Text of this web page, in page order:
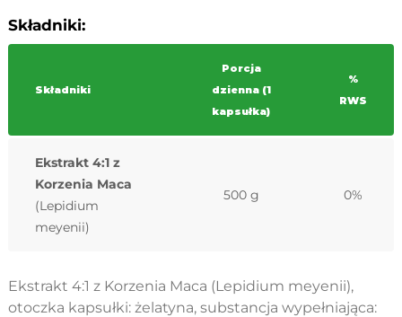
Składniki:
Składniki
Porcja
dzienna (1
kapsułka)
%
RWS
Ekstrakt 4:1 z
Korzenia Maca
(Lepidium
meyenii)
500 g 0%
Ekstrakt 4:1 z Korzenia Maca (Lepidium meyenii),
otoczka kapsułki: żelatyna, substancja wypełniająca: